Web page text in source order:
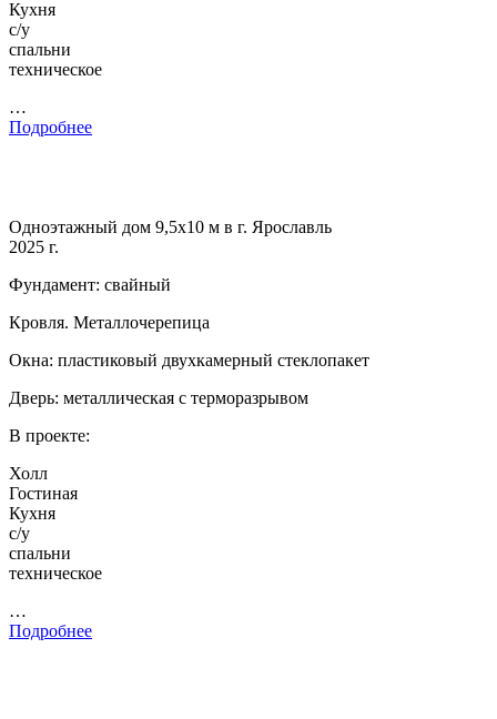
Кухня
с/у
спальни
техническое
…
Подробнее
Одноэтажный дом 9,5х10 м в г. Ярославль
2025 г.
Фундамент: свайный
Кровля. Металлочерепица
Окна: пластиковый двухкамерный стеклопакет
Дверь: металлическая с терморазрывом
В проекте:
Холл
Гостиная
Кухня
с/у
спальни
техническое
…
Подробнее